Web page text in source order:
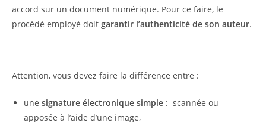
accord sur un document numérique. Pour ce faire, le
procédé employé doit garantir l’authenticité de son auteur.
Attention, vous devez faire la différence entre :
une signature électronique simple : scannée ou
apposée à l’aide d’une image,